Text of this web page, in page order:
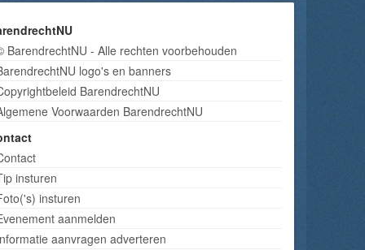
BarendrechtNU - Alle rechten voorbehouden
logo's en banners
BarendrechtNU
Voorwaarden BarendrechtNU
insturen
insturen
aanmelden
aanvragen adverteren